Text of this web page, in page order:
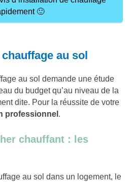
🙂
au sol
au sol demande une étude
du budget qu’au niveau de la
dite. Pour la réussite de votre
professionnel .
chauffant : les
au sol dans un logement, le